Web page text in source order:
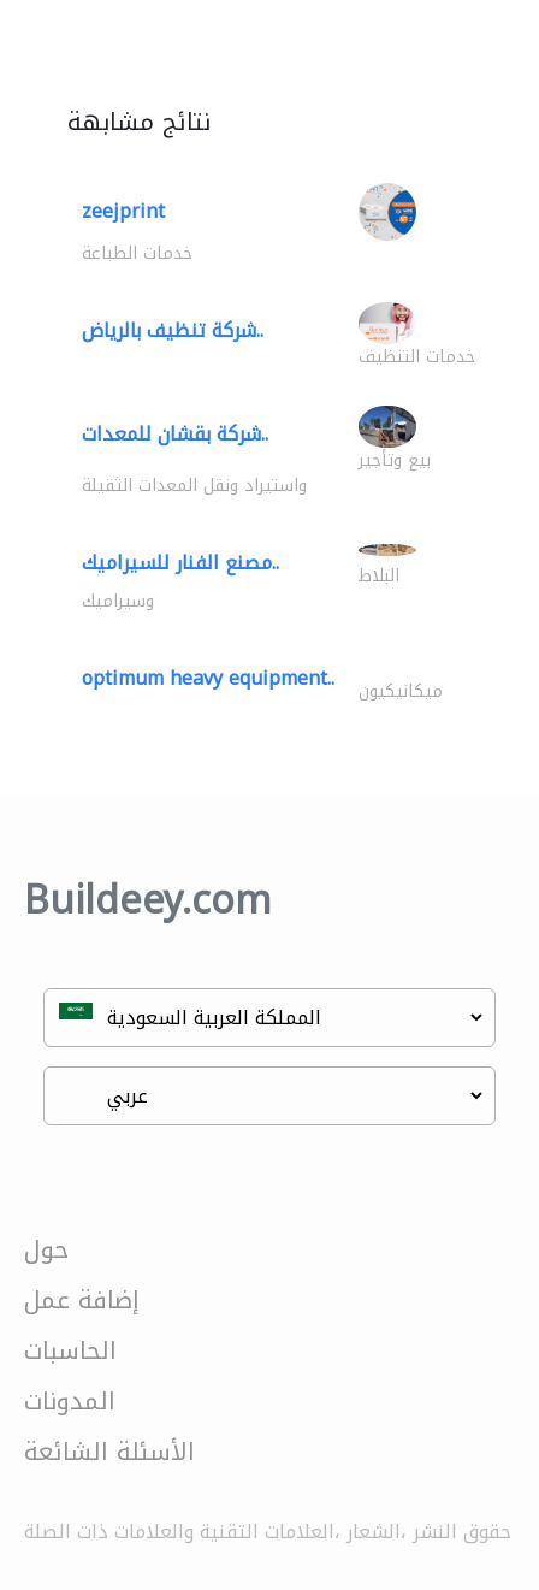
نتائج مشابهة
zeejprint
خدمات الطباعة
شركة تنظيف بالرياض..
خدمات التنظيف
شركة بقشان للمعدات..
بيع وتأجير
واستيراد ونقل المعدات الثقيلة
مصنع الفنار للسيراميك.. البلاط
وسيراميك
optimum heavy equipment.. ميكانيكيون
Buildeey.com
حول
إضافة عمل
الحاسبات
المدونات
الأسئلة الشائعة
حقوق النشر ،الشعار ،العلامات التقنية والعلامات ذات الصلة